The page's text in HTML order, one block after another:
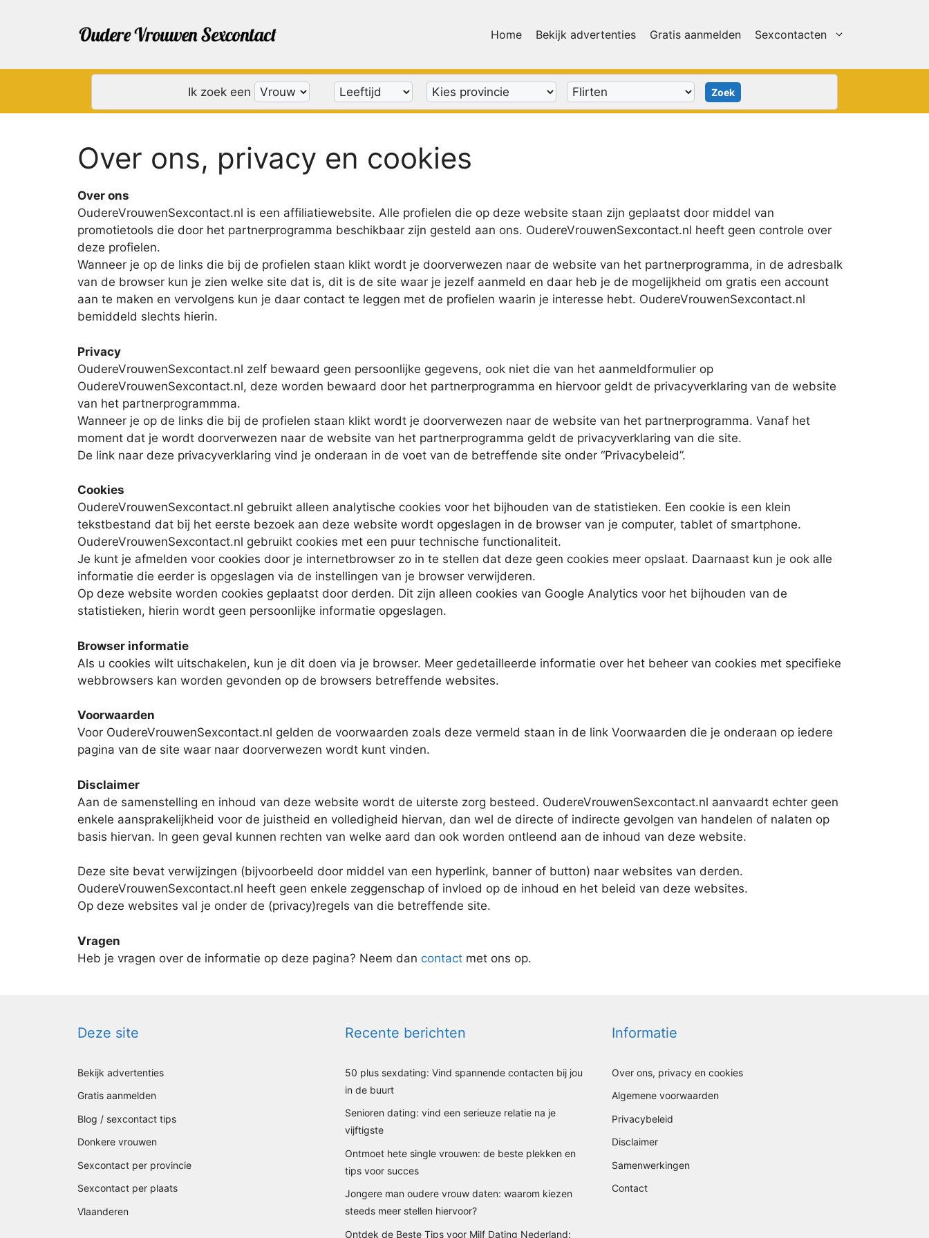
Home Bekijk advertenties Gratis aanmelden Sexcontacten
Ik zoek een
Over ons, privacy en cookies
Over ons
OudereVrouwenSexcontact.nl is een affiliatiewebsite. Alle profielen die op deze website staan zijn geplaatst door middel van
promotietools die door het partnerprogramma beschikbaar zijn gesteld aan ons. OudereVrouwenSexcontact.nl heeft geen controle over
deze profielen.
Wanneer je op de links die bij de profielen staan klikt wordt je doorverwezen naar de website van het partnerprogramma, in de adresbalk
van de browser kun je zien welke site dat is, dit is de site waar je jezelf aanmeld en daar heb je de mogelijkheid om gratis een account
aan te maken en vervolgens kun je daar contact te leggen met de profielen waarin je interesse hebt. OudereVrouwenSexcontact.nl
bemiddeld slechts hierin.
Privacy
OudereVrouwenSexcontact.nl zelf bewaard geen persoonlijke gegevens, ook niet die van het aanmeldformulier op
OudereVrouwenSexcontact.nl, deze worden bewaard door het partnerprogramma en hiervoor geldt de privacyverklaring van de website
van het partnerprogrammma.
Wanneer je op de links die bij de profielen staan klikt wordt je doorverwezen naar de website van het partnerprogramma. Vanaf het
moment dat je wordt doorverwezen naar de website van het partnerprogramma geldt de privacyverklaring van die site.
De link naar deze privacyverklaring vind je onderaan in de voet van de betreffende site onder “Privacybeleid”.
Cookies
OudereVrouwenSexcontact.nl gebruikt alleen analytische cookies voor het bijhouden van de statistieken. Een cookie is een klein
tekstbestand dat bij het eerste bezoek aan deze website wordt opgeslagen in de browser van je computer, tablet of smartphone.
OudereVrouwenSexcontact.nl gebruikt cookies met een puur technische functionaliteit.
Je kunt je afmelden voor cookies door je internetbrowser zo in te stellen dat deze geen cookies meer opslaat. Daarnaast kun je ook alle
informatie die eerder is opgeslagen via de instellingen van je browser verwijderen.
Op deze website worden cookies geplaatst door derden. Dit zijn alleen cookies van Google Analytics voor het bijhouden van de
statistieken, hierin wordt geen persoonlijke informatie opgeslagen.
Browser informatie
Als u cookies wilt uitschakelen, kun je dit doen via je browser. Meer gedetailleerde informatie over het beheer van cookies met specifieke
webbrowsers kan worden gevonden op de browsers betreffende websites.
Voorwaarden
Voor OudereVrouwenSexcontact.nl gelden de voorwaarden zoals deze vermeld staan in de link Voorwaarden die je onderaan op iedere
pagina van de site waar naar doorverwezen wordt kunt vinden.
Disclaimer
Aan de samenstelling en inhoud van deze website wordt de uiterste zorg besteed. OudereVrouwenSexcontact.nl aanvaardt echter geen
enkele aansprakelijkheid voor de juistheid en volledigheid hiervan, dan wel de directe of indirecte gevolgen van handelen of nalaten op
basis hiervan. In geen geval kunnen rechten van welke aard dan ook worden ontleend aan de inhoud van deze website.
Deze site bevat verwijzingen (bijvoorbeeld door middel van een hyperlink, banner of button) naar websites van derden.
OudereVrouwenSexcontact.nl heeft geen enkele zeggenschap of invloed op de inhoud en het beleid van deze websites.
Op deze websites val je onder de (privacy)regels van die betreffende site.
Vragen
Heb je vragen over de informatie op deze pagina? Neem dan contact met ons op.
Deze site
Bekijk advertenties
Gratis aanmelden
Blog / sexcontact tips
Donkere vrouwen
Sexcontact per provincie
Sexcontact per plaats
Vlaanderen
Recente berichten
50 plus sexdating: Vind spannende contacten bij jou
in de buurt
Senioren dating: vind een serieuze relatie na je
vijftigste
Ontmoet hete single vrouwen: de beste plekken en
tips voor succes
Jongere man oudere vrouw daten: waarom kiezen
steeds meer stellen hiervoor?
Ontdek de Beste Tips voor Milf Dating Nederland:
Informatie
Over ons, privacy en cookies
Algemene voorwaarden
Privacybeleid
Disclaimer
Samenwerkingen
Contact